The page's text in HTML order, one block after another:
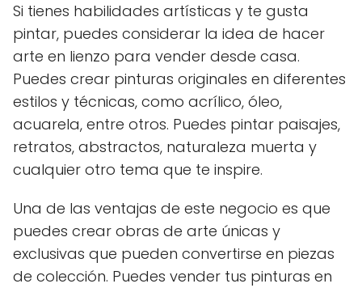
Si tienes habilidades artísticas y te gusta
pintar, puedes considerar la idea de hacer
arte en lienzo para vender desde casa.
Puedes crear pinturas originales en diferentes
estilos y técnicas, como acrílico, óleo,
acuarela, entre otros. Puedes pintar paisajes,
retratos, abstractos, naturaleza muerta y
cualquier otro tema que te inspire.
Una de las ventajas de este negocio es que
puedes crear obras de arte únicas y
exclusivas que pueden convertirse en piezas
de colección. Puedes vender tus pinturas en